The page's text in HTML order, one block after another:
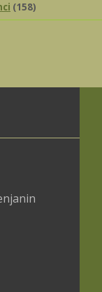
(158)